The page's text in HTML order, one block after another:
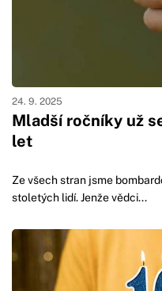
Mladší ročníky už
let
24. 9. 2025
Ze všech stran jsme
stoletých lidí. Jenže vědci...